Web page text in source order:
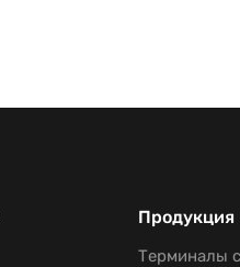
Продукция
Терминалы